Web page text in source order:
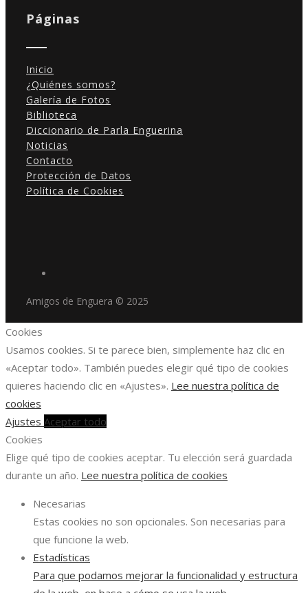
Páginas
Inicio
¿Quiénes somos?
Galería de Fotos
Biblioteca
Diccionario de Parla Enguerina
Noticias
Contacto
Protección de Datos
Política de Cookies
Amigos de Enguera © 2025
Cookies
Usamos cookies. Si te parece bien, simplemente haz clic en
«Aceptar todo». También puedes elegir qué tipo de cookies
quieres haciendo clic en «Ajustes». Lee nuestra política de
cookies
Ajustes Aceptar todo
Cookies
Elige qué tipo de cookies aceptar. Tu elección será guardada
durante un año. Lee nuestra política de cookies
Necesarias
Estas cookies no son opcionales. Son necesarias para
que funcione la web.
Estadísticas
Para que podamos mejorar la funcionalidad y estructura